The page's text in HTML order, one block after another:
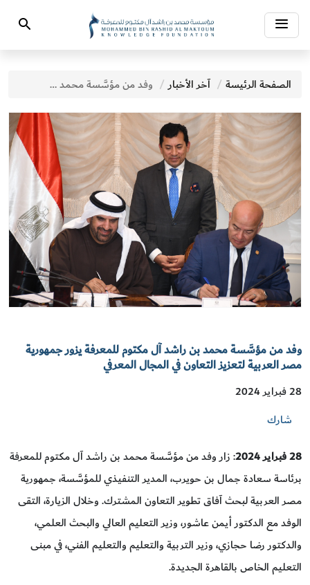
Toggle
navigation
Search
الصفحة الرئيسة آخر الأخبار وفد من مؤسَّسة محمد بن راشد آل مكتوم للمعرفة يزور جمهورية مصر العربية لتعزيز التعاون في المجال المعرفي
وفد من مؤسَّسة محمد بن راشد آل مكتوم للمعرفة يزور جمهورية
مصر العربية لتعزيز التعاون في المجال المعرفي
28 فبراير 2024
شارك
28 فبراير 2024
: زار وفد من مؤسَّسة محمد بن راشد آل مكتوم للمعرفة
برئاسة سعادة جمال بن حويرب، المدير التنفيذي للمؤسَّسة، جمهورية
مصر العربية لبحث آفاق تطوير التعاون المشترك. وخلال الزيارة، التقى
الوفد مع الدكتور أيمن عاشور، وزير التعليم العالي والبحث العلمي،
والدكتور رضا حجازي، وزير التربية والتعليم والتعليم الفني، في مبنى
التعليم الخاص بالقاهرة الجديدة.